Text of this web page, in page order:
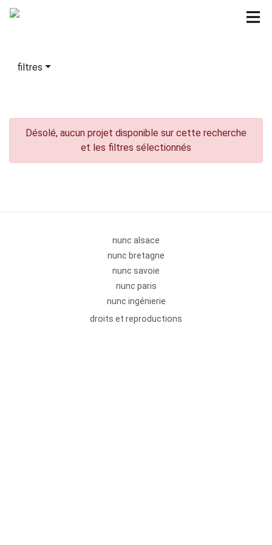
filtres
Désolé, aucun projet disponible sur cette recherche
et les filtres sélectionnés
nunc alsace
nunc bretagne
nunc savoie
nunc paris
nunc ingénierie
droits et reproductions